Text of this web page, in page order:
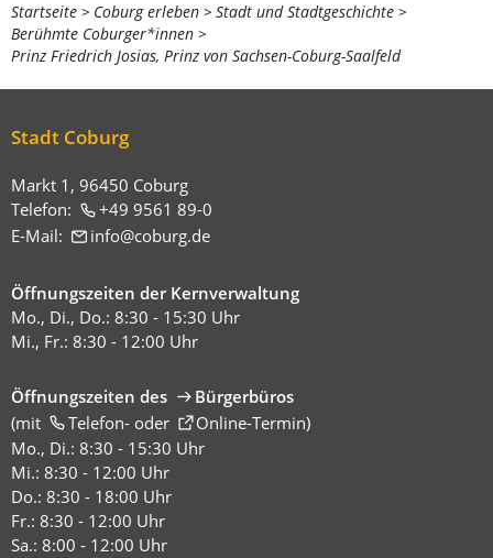
Sie
befinden
sich
Startseite Coburg erleben
Stadt und Stadtgeschichte
Berühmte Coburger*innen
Prinz Friedrich Josias, Prinz von Sachsen-Coburg-Saalfeld
Stadt Coburg
Markt 1, 96450 Coburg
Telefon:
+49 9561 89-0
E-Mail:
info coburg de
Öffnungszeiten der Kernverwaltung
Mo., Di., Do.: 8:30 - 15:30 Uhr
Mi., Fr.: 8:30 - 12:00 Uhr
Öffnungszeiten des
Bürgerbüros
(mit
Telefon-oder Online-Termin
(Öffnet
in
einem
neuen
Tab)
)
Mo., Di.: 8:30 - 15:30 Uhr
Mi.: 8:30 - 12:00 Uhr
Do.: 8:30 - 18:00 Uhr
Fr.: 8:30 - 12:00 Uhr
Sa.: 8:00 - 12:00 Uhr